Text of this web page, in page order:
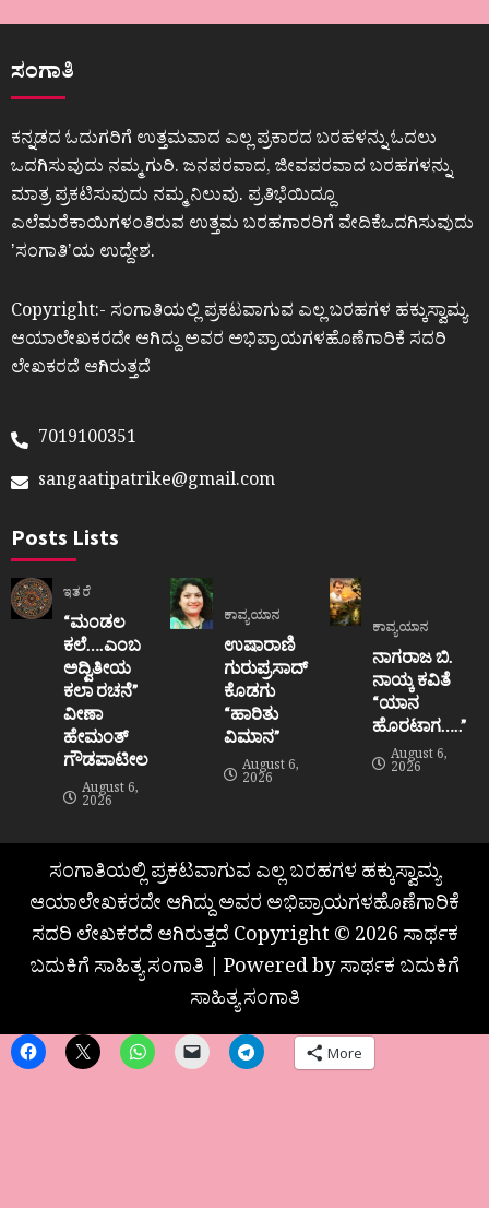
ಸಂಗಾತಿ
ಕನ್ನಡದ ಓದುಗರಿಗೆ ಉತ್ತಮವಾದ ಎಲ್ಲ ಪ್ರಕಾರದ ಬರಹಳನ್ನು ಓದಲು
ಒದಗಿಸುವುದು ನಮ್ಮ ಗುರಿ. ಜನಪರವಾದ, ಜೀವಪರವಾದ ಬರಹಗಳನ್ನು
ಮಾತ್ರ ಪ್ರಕಟಿಸುವುದು ನಮ್ಮ ನಿಲುವು. ಪ್ರತಿಭೆಯಿದ್ದೂ
ಎಲೆಮರೆಕಾಯಿಗಳಂತಿರುವ ಉತ್ತಮ ಬರಹಗಾರರಿಗೆ ವೇದಿಕೆಒದಗಿಸುವುದು
ʼಸಂಗಾತಿʼಯ ಉದ್ದೇಶ.
Copyright:- ಸಂಗಾತಿಯಲ್ಲಿ ಪ್ರಕಟವಾಗುವ ಎಲ್ಲ ಬರಹಗಳ ಹಕ್ಕುಸ್ವಾಮ್ಯ
ಆಯಾಲೇಖಕರದೇ ಆಗಿದ್ದು ಅವರ ಅಭಿಪ್ರಾಯಗಳಹೊಣೆಗಾರಿಕೆ ಸದರಿ
ಲೇಖಕರದೆ ಆಗಿರುತ್ತದೆ
7019100351
sangaatipatrike@gmail.com
Posts Lists
ಇತರೆ
“ಮಂಡಲ
ಕಲೆ….ಎಂಬ
ಅದ್ವಿತೀಯ
ಕಲಾ ರಚನೆ”‌
ವೀಣಾ
ಹೇಮಂತ್‌
ಗೌಡಪಾಟೀಲ
August 6,
2026
ಕಾವ್ಯಯಾನ
ಉಷಾರಾಣಿ
ಗುರುಪ್ರಸಾದ್
ಕೊಡಗು
“ಹಾರಿತು
ವಿಮಾನ”
August 6,
2026
ಕಾವ್ಯಯಾನ
ನಾಗರಾಜ ಬಿ.
ನಾಯ್ಕ ಕವಿತೆ
“ಯಾನ
ಹೊರಟಾಗ…..”
August 6,
2026
ಸಂಗಾತಿಯಲ್ಲಿ ಪ್ರಕಟವಾಗುವ ಎಲ್ಲ ಬರಹಗಳ ಹಕ್ಕುಸ್ವಾಮ್ಯ
ಆಯಾಲೇಖಕರದೇ ಆಗಿದ್ದು ಅವರ ಅಭಿಪ್ರಾಯಗಳಹೊಣೆಗಾರಿಕೆ
ಸದರಿ ಲೇಖಕರದೆ ಆಗಿರುತ್ತದೆ Copyright © 2026 ಸಾರ್ಥಕ
ಬದುಕಿಗೆ ಸಾಹಿತ್ಯ ಸಂಗಾತಿ | Powered by ಸಾರ್ಥಕ ಬದುಕಿಗೆ
ಸಾಹಿತ್ಯ ಸಂಗಾತಿ
More